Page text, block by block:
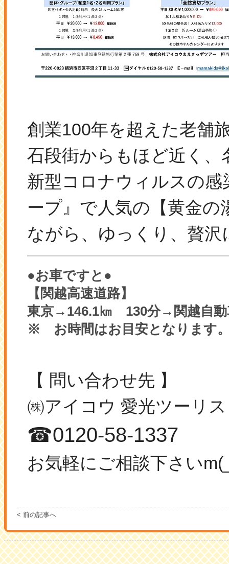
創業100年を超えた老舗
石段街からもほど近く
新型コロナウィルスの
ープ』で人気の【黄金
ながら、ゆっ くり、贅
●お車ですと●
【関越高速道路】
東京→146.1㎞ 130分→関越自動
※ お時間はお目安となります
【 問い合わせ先 】
㈱アイコウ 愛光ツー
☎0120-58-1337
お気軽にご相談下さい
< 前の記事へ